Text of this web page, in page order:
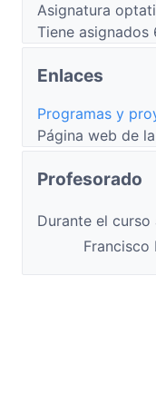
Asignatura
Tiene asignados
Enlaces
Programas y
Página web de
Profesorado
Durante el
Francisco